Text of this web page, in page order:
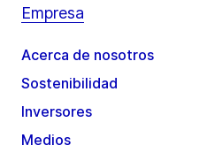
Empresa
Acerca de nosotros
Sostenibilidad
Inversores
Medios